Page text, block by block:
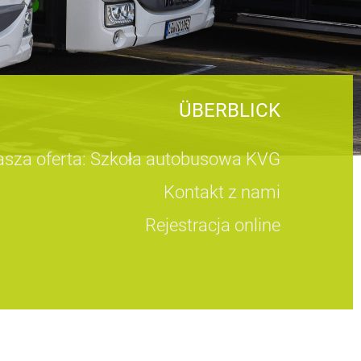
ÜBERBLICK
oferta: Szkoła autobusowa KVG
Kontakt z nami
Rejestracja online